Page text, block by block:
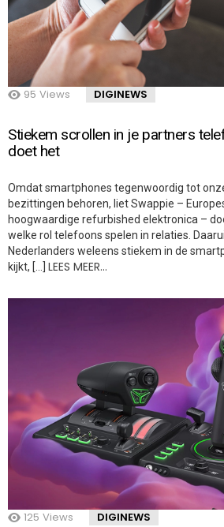
95 Views DIGINEWS
Stiekem scrollen in je partners
doet het
Omdat smartphones tegenwoordig tot
bezittingen behoren, liet Swappie –
hoogwaardige refurbished elektronica –
welke rol telefoons spelen in relaties.
Nederlanders weleens stiekem in de
kijkt, […] LEES MEER…
125 Views DIGINEWS